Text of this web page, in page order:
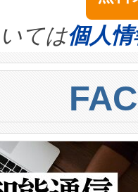
性は、フェ
a
for AI
battery
、ai&のAI
試運転、
タを監視
ドでは、
き、これ
ートルに
ターゲッ
距離は
ロメート
ては個人